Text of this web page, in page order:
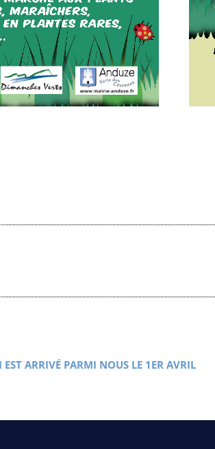
ARRIVÉ PARMI NOUS LE 1ER AVRIL